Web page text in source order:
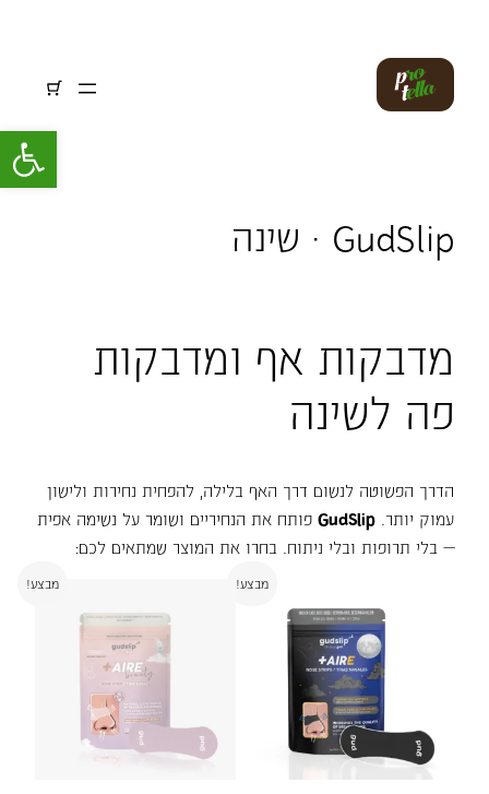
פתח
GudSlip · שינה
מדבקות אף ומדבקות
פה לשינה
הדרך הפשוטה לנשום דרך האף בלילה, להפחית נחירות ולישון
עמוק יותר. GudSlip פותח את הנחיריים ושומר על נשימה אפית
— בלי תרופות ובלי ניתוח. בחרו את המוצר שמתאים לכם:
מבצע! מבצע!